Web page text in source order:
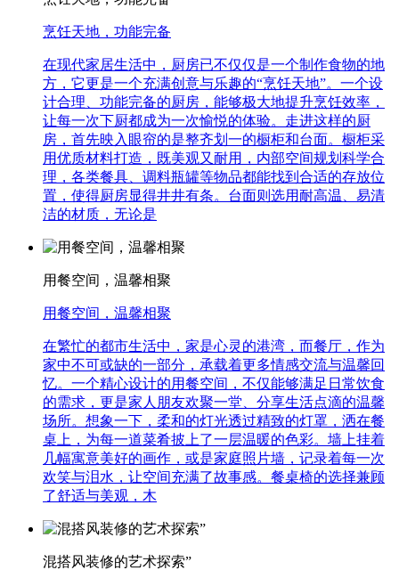
烹饪天地，功能完备
在现代家居生活中，厨房已不仅仅是一个制作食物的地
方，它更是一个充满创意与乐趣的“烹饪天地”。一个设
计合理、功能完备的厨房，能够极大地提升烹饪效率，
让每一次下厨都成为一次愉悦的体验。走进这样的厨
房，首先映入眼帘的是整齐划一的橱柜和台面。橱柜采
用优质材料打造，既美观又耐用，内部空间规划科学合
理，各类餐具、调料瓶罐等物品都能找到合适的存放位
置，使得厨房显得井井有条。台面则选用耐高温、易清
洁的材质，无论是
用餐空间，温馨相聚
用餐空间，温馨相聚
在繁忙的都市生活中，家是心灵的港湾，而餐厅，作为
家中不可或缺的一部分，承载着更多情感交流与温馨回
忆。一个精心设计的用餐空间，不仅能够满足日常饮食
的需求，更是家人朋友欢聚一堂、分享生活点滴的温馨
场所。想象一下，柔和的灯光透过精致的灯罩，洒在餐
桌上，为每一道菜肴披上了一层温暖的色彩。墙上挂着
几幅寓意美好的画作，或是家庭照片墙，记录着每一次
欢笑与泪水，让空间充满了故事感。餐桌椅的选择兼顾
了舒适与美观，木
混搭风装修的艺术探索”